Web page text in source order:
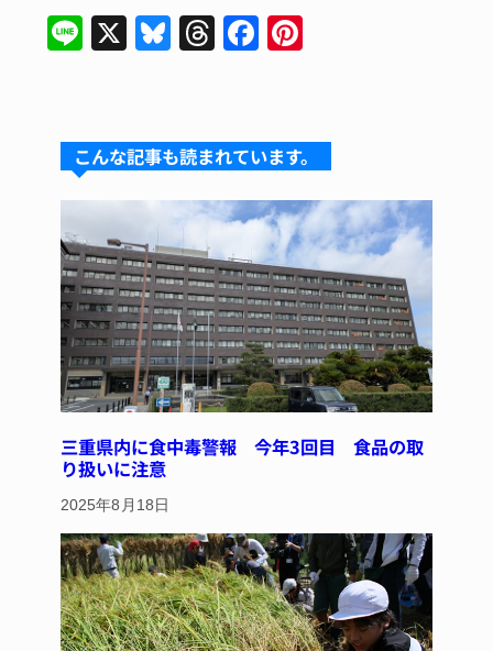
Li
X
Bl
s
k
y
T
a
d
s
F
e
b
o
o
k
e
st
こんな記事も読まれています。
三重県内に食中毒警報 今年3回目 食品の取
り扱いに注意
2025年8月18日